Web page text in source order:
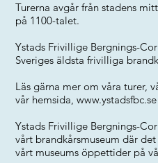
Turerna avgår från stadens
på 1100-talet.
Ystads Frivillige Bergnings-
Sveriges äldsta frivilliga
Läs gärna mer om våra turer,
vår hemsida,www.ystadsfbc.se
Ystads Frivillige Bergnings-
vårt brandkårsmuseum där
vårt museums öppettider på